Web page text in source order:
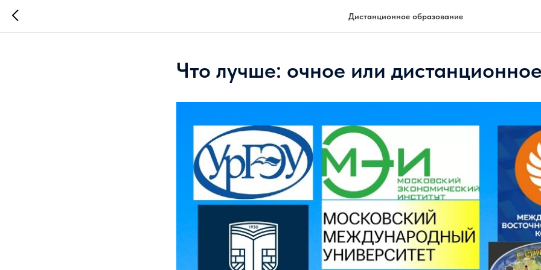
Дистанционное образование
Что лучше: очное или